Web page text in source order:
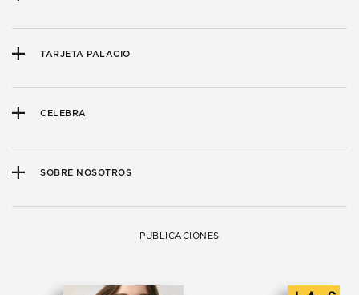
TARJETA PALACIO
CELEBRA
SOBRE NOSOTROS
PUBLICACIONES